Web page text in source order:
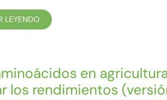
LEYENDO
en
los rendimientos